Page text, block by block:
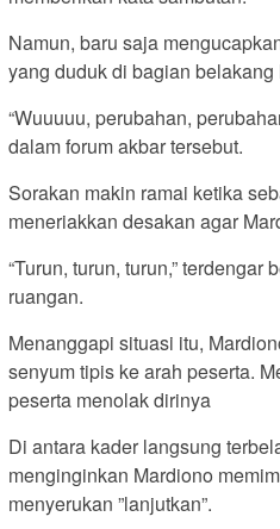
Namun, baru saja
yang duduk di bagian
“Wuuuuu, perubahan,
dalam forum akbar tersebut.
Sorakan makin ramai ketika
meneriakkan desakan agar
“Turun, turun, turun,” terdengar
ruangan.
Menanggapi situasi itu,
senyum tipis ke arah peserta.
peserta menolak dirinya
Di antara kader langsung
menginginkan Mardiono
menyerukan ”lanjutkan”.